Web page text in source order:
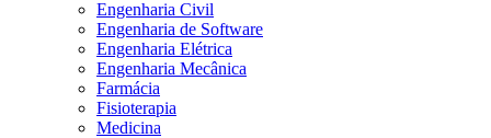
Engenharia Civil
Engenharia de Software
Engenharia Elétrica
Engenharia Mecânica
Farmácia
Fisioterapia
Medicina